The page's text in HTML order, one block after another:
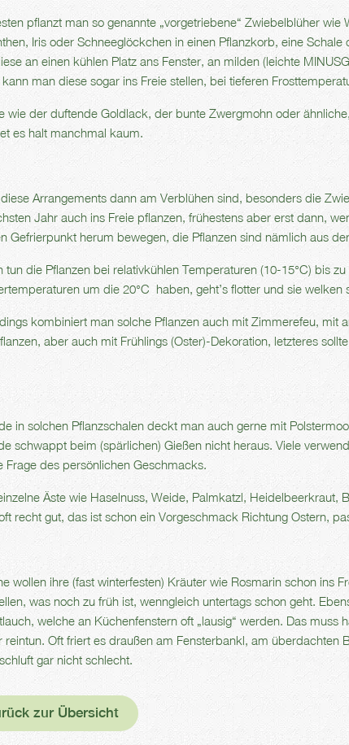
pflanzt man so genannte „vorgetriebene“ Zwiebelblüher wie
Iris oder Schneeglöckchen in einen Pflanzkorb, eine
an einen kühlen Platz ans Fenster, an milden (leichte
kann man diese sogar ins Freie stellen, bei tieferen
wie der duftende Goldlack, der bunte Zwergmohn oder
es halt manchmal kaum.
Arrangements dann am Verblühen sind, besonders die
Jahr auch ins Freie pflanzen, frühestens aber erst dann,
Gefrierpunkt herum bewegen, die Pflanzen sind nämlich aus
tun die Pflanzen bei relativkühlen Temperaturen (10-15°C) bis
um die 20°C haben, geht’s flotter und sie welken
kombiniert man solche Pflanzen auch mit Zimmerefeu, mit
aber auch mit Frühlings (Oster)-Dekoration, letzteres
in solchen Pflanzschalen deckt man auch gerne mit
schwappt beim (spärlichen) Gießen nicht heraus. Viele
Frage des persönlichen Geschmacks.
Äste wie Haselnuss, Weide, Palmkatzl, Heidelbeerkraut,
recht gut, das ist schon ein Vorgeschmack Richtung Ostern,
wollen ihre (fast winterfesten) Kräuter wie Rosmarin schon ins
was noch zu früh ist, wenngleich untertags schon geht.
welche an Küchenfenstern oft „lausig“ werden. Das muss
reintun. Oft friert es draußen am Fensterbankl, am überdachten
gar nicht schlecht.
zur Übersicht